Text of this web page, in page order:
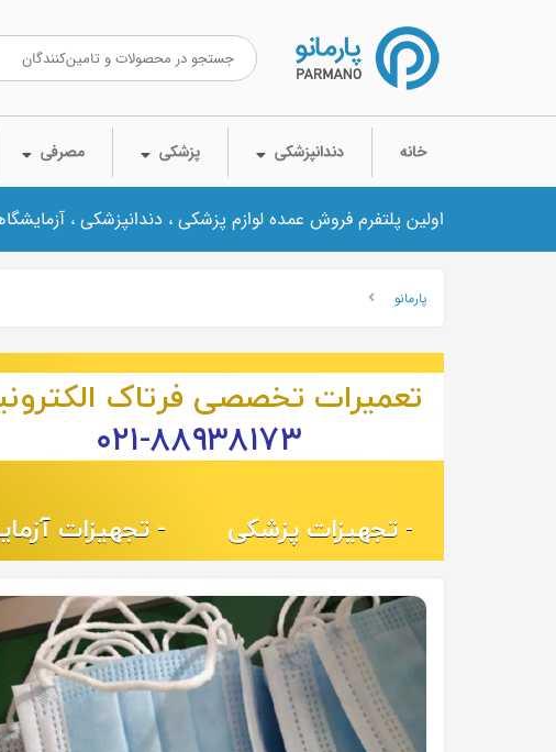
خانه دندانپزشکی پزشکی مصرفی
اولین پلتفرم فروش عمده لوازم پزشکی ، دندانپزشکی ،
پارمانو